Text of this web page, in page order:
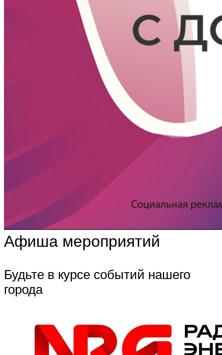
Афиша мероприятий
Будьте в курсе событий нашего
города